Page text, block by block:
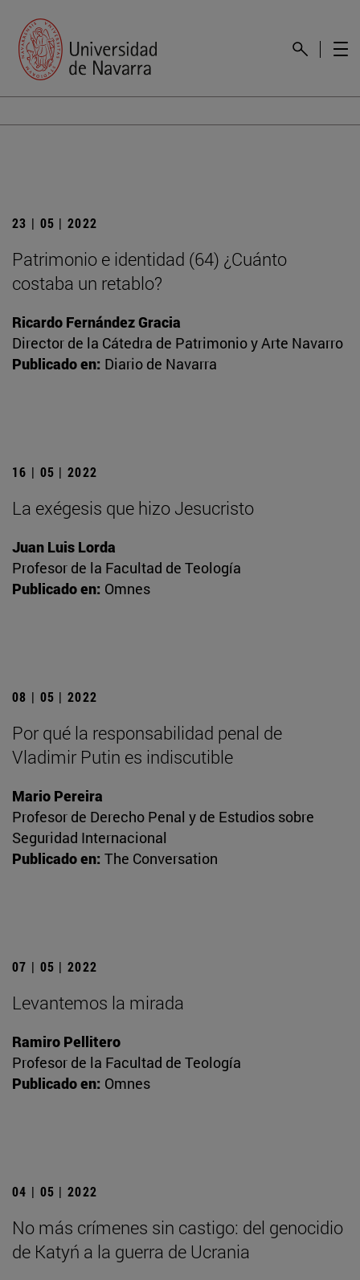
23 | 05 | 2022
Patrimonio e identidad (64) ¿Cuánto
costaba un retablo?
Ricardo Fernández Gracia
Director de la Cátedra de Patrimonio y Arte Navarro
Publicado en: Diario de Navarra
16 | 05 | 2022
La exégesis que hizo Jesucristo
Juan Luis Lorda
Profesor de la Facultad de Teología
Publicado en: Omnes
08 | 05 | 2022
Por qué la responsabilidad penal de
Vladimir Putin es indiscutible
Mario Pereira
Profesor de Derecho Penal y de Estudios sobre
Seguridad Internacional
Publicado en: The Conversation
07 | 05 | 2022
Levantemos la mirada
Ramiro Pellitero
Profesor de la Facultad de Teología
Publicado en: Omnes
04 | 05 | 2022
No más crímenes sin castigo: del genocidio
de Katyń a la guerra de Ucrania